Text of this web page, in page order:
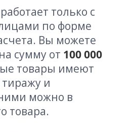
только с
по форме
Вы можете
сумму от 100 000
товары имеют
и
можно в
товара.